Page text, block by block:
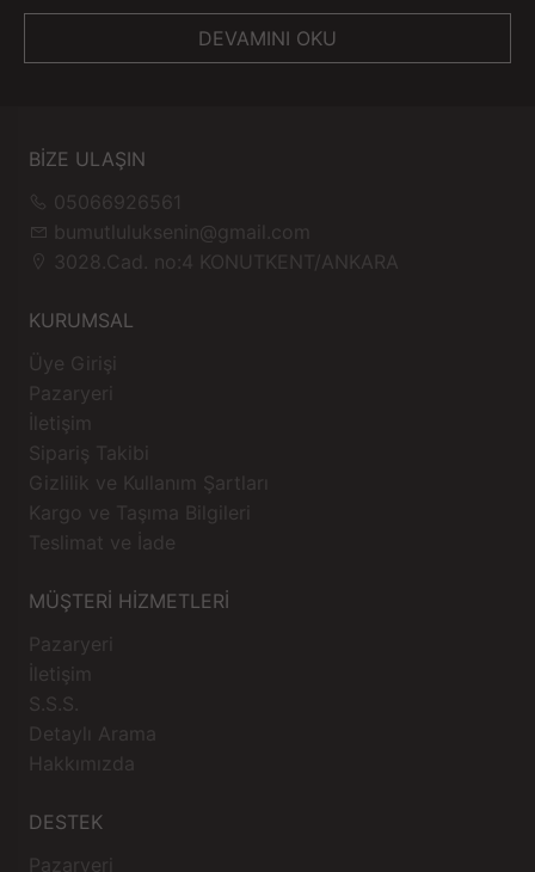
DEVAMINI OKU
BİZE ULAŞIN
05066926561
bumutluluksenin@gmail.com
3028.Cad. no:4 KONUTKENT/ANKARA
KURUMSAL
Üye Girişi
Pazaryeri
İletişim
Sipariş Takibi
Gizlilik ve Kullanım Şartları
Kargo ve Taşıma Bilgileri
Teslimat ve İade
MÜŞTERİ HİZMETLERİ
Pazaryeri
İletişim
S.S.S.
Detaylı Arama
Hakkımızda
DESTEK
Pazaryeri